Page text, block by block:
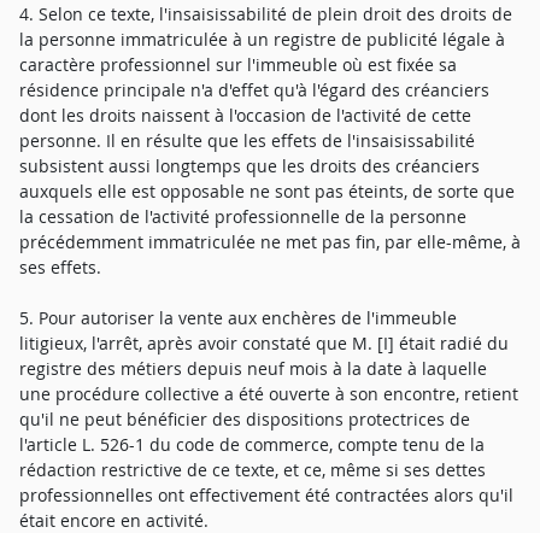
4. Selon ce texte, l'insaisissabilité de plein droit des droits de
la personne immatriculée à un registre de publicité légale à
caractère professionnel sur l'immeuble où est fixée sa
résidence principale n'a d'effet qu'à l'égard des créanciers
dont les droits naissent à l'occasion de l'activité de cette
personne. Il en résulte que les effets de l'insaisissabilité
subsistent aussi longtemps que les droits des créanciers
auxquels elle est opposable ne sont pas éteints, de sorte que
la cessation de l'activité professionnelle de la personne
précédemment immatriculée ne met pas fin, par elle-même, à
ses effets.
5. Pour autoriser la vente aux enchères de l'immeuble
litigieux, l'arrêt, après avoir constaté que M. [I] était radié du
registre des métiers depuis neuf mois à la date à laquelle
une procédure collective a été ouverte à son encontre, retient
qu'il ne peut bénéficier des dispositions protectrices de
l'article L. 526-1 du code de commerce, compte tenu de la
rédaction restrictive de ce texte, et ce, même si ses dettes
professionnelles ont effectivement été contractées alors qu'il
était encore en activité.